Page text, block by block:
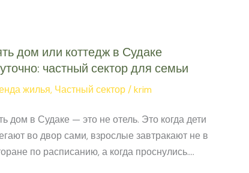
дом или коттедж в Судаке
частный сектор для семьи
жилья, Частный сектор/krim
дом в Судаке — это не отель. Это когда дети
во двор сами, взрослые завтракают не в
по расписанию, а когда проснулись.